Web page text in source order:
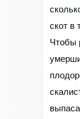
скот в
Чтобы